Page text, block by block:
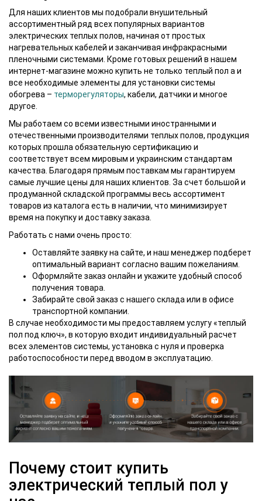
Для наших клиентов мы подобрали внушительный
ассортиментный ряд всех популярных вариантов
электрических теплых полов, начиная от простых
нагревательных кабелей и заканчивая инфракрасными
пленочными системами. Кроме готовых решений в нашем
интернет-магазине можно купить не только теплый пол а и
все необходимые элементы для установки системы
обогрева – терморегуляторы, кабели, датчики и многое
другое.
Мы работаем со всеми известными иностранными и
отечественными производителями теплых полов, продукция
которых прошла обязательную сертификацию и
соответствует всем мировым и украинским стандартам
качества. Благодаря прямым поставкам мы гарантируем
самые лучшие цены для наших клиентов. За счет большой и
продуманной складской программы весь ассортимент
товаров из каталога есть в наличии, что минимизирует
время на покупку и доставку заказа.
Работать с нами очень просто:
Оставляйте заявку на сайте, и наш менеджер подберет
оптимальный вариант согласно вашим пожеланиям.
Оформляйте заказ онлайн и укажите удобный способ
получения товара.
Забирайте свой заказ с нашего склада или в офисе
транспортной компании.
В случае необходимости мы предоставляем услугу «теплый
пол под ключ», в которую входит индивидуальный расчет
всех элементов системы, установка с нуля и проверка
работоспособности перед вводом в эксплуатацию.
Почему стоит купить
электрический теплый пол у